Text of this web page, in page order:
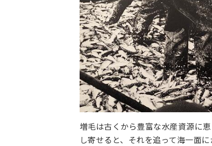
増毛は古くから豊富な水産資源に
し寄せると、それを追って海一面